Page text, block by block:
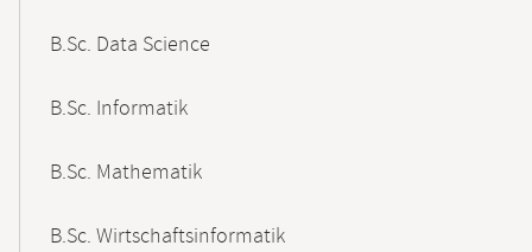
B.Sc. Data Science
B.Sc. Informatik
B.Sc. Mathematik
B.Sc. Wirtschaftsinformatik